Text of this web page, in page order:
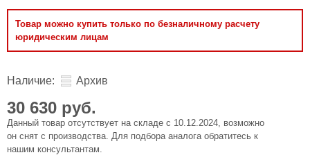
Товар можно купить только по безналичному расчету
юридическим лицам
Наличие: Архив
30 630 руб.
Данный товар отсутствует на складе с 10.12.2024, возможно
он снят с производства. Для подбора аналога обратитесь к
нашим консультантам.